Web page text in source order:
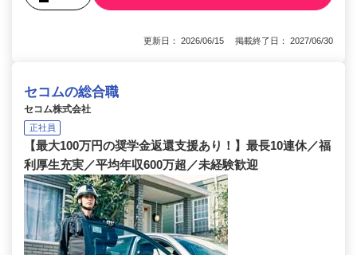
更新日： 2026/06/15 掲載終了日： 2027/06/30
セコムの総合職
セコム株式会社
正社員
【最大100万円の奨学金返還支援あり！】最長10連休／福
利厚生充実／平均年収600万超／未経験歓迎